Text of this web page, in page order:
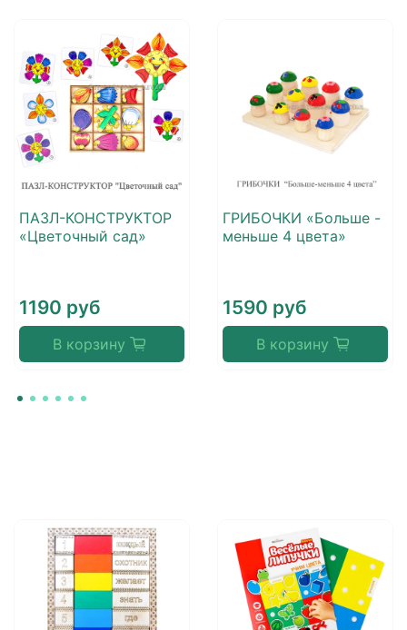
ПАЗЛ-КОНСТРУКТОР
«Цветочный сад»
1190 руб
В корзину
ГРИБОЧКИ «Больше -
меньше 4 цвета»
1590 руб
В корзину